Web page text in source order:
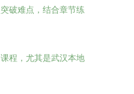
破难点，结合章节练
程，尤其是武汉本地